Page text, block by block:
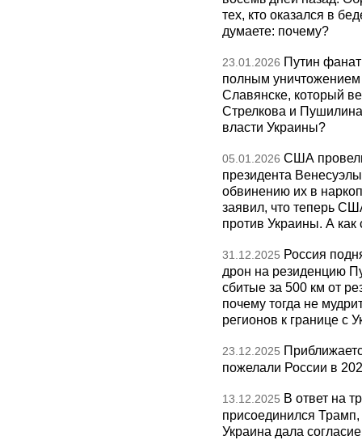
тех, кто оказался в
думаете: почему?
23.01.2026 Путин
полным уничтожением
Славянске, который
Стрелкова и Пушилина
власти Украины?
05.01.2026 США
президента
обвинению их в
заявил, что теперь
против Украины. А как
31.12.2025 Россия
дрон на резиденцию
сбитые за 500 км от
почему тогда не
регионов к границе с
23.12.2025
пожелали России в
13.12.2025 В ответ на
присоединился
Украина дала